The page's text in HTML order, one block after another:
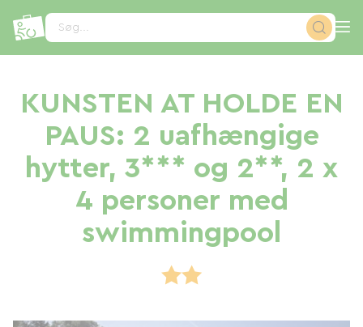
Søg...
KUNSTEN AT HOLDE EN
PAUS: 2 uafhængige
hytter, 3*** og 2**, 2 x
4 personer med
swimmingpool
CCookie-styringspanel